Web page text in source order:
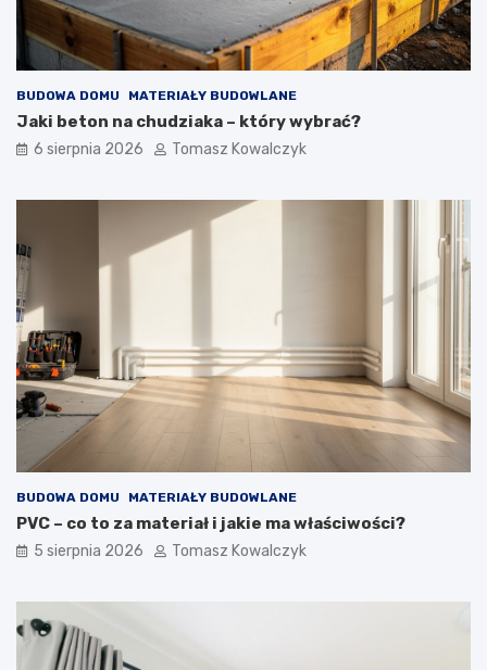
BUDOWA DOMU MATERIAŁY BUDOWLANE
Jaki beton na chudziaka – który wybrać?
6 sierpnia 2026 Tomasz Kowalczyk
BUDOWA DOMU MATERIAŁY BUDOWLANE
PVC – co to za materiał i jakie ma właściwości?
5 sierpnia 2026 Tomasz Kowalczyk